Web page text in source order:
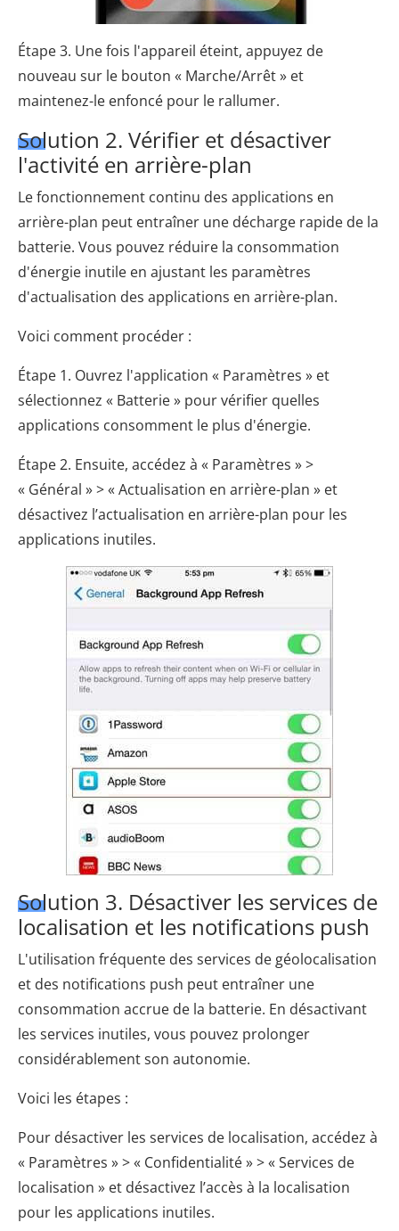
Étape 3. Une fois l'appareil éteint, appuyez de
nouveau sur le bouton « Marche/Arrêt » et
maintenez-le enfoncé pour le rallumer.
Solution 2. Vérifier et désactiver
l'activité en arrière-plan
Le fonctionnement continu des applications en
arrière-plan peut entraîner une décharge rapide de la
batterie. Vous pouvez réduire la consommation
d'énergie inutile en ajustant les paramètres
d'actualisation des applications en arrière-plan.
Voici comment procéder :
Étape 1. Ouvrez l'application « Paramètres » et
sélectionnez « Batterie » pour vérifier quelles
applications consomment le plus d'énergie.
Étape 2. Ensuite, accédez à « Paramètres » >
« Général » > « Actualisation en arrière-plan » et
désactivez l’actualisation en arrière-plan pour les
applications inutiles.
Solution 3. Désactiver les services de
localisation et les notifications push
L'utilisation fréquente des services de géolocalisation
et des notifications push peut entraîner une
consommation accrue de la batterie. En désactivant
les services inutiles, vous pouvez prolonger
considérablement son autonomie.
Voici les étapes :
Pour désactiver les services de localisation, accédez à
« Paramètres » > « Confidentialité » > « Services de
localisation » et désactivez l’accès à la localisation
pour les applications inutiles.